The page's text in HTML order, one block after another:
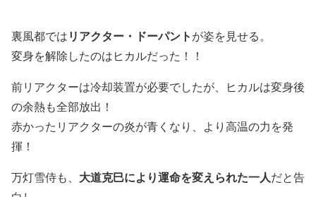
裏風都では リアクター・ドーパント が姿を見せる。
変身を解除したのはヒカルだった！！
前リアクターは冷却装置が必要でしたが、ヒカルは変身後
の余熱も全部放出！
赤かったリアクターの炎が青くなり、より高温の力を発
揮！
万灯雪侍も、 大道克巳により運命を変えられた一人だと告